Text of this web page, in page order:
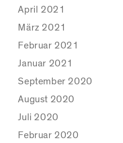
April 2021
März 2021
Februar 2021
Januar 2021
September 2020
August 2020
Juli 2020
Februar 2020